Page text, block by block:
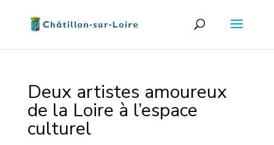
Deux artistes amoureux
de la Loire à l’espace
culturel